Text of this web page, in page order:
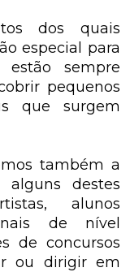
dos quais
especial para
sempre
pequenos
que surgem
também a
alguns destes
alunos
de nível
de concursos
ou dirigir em